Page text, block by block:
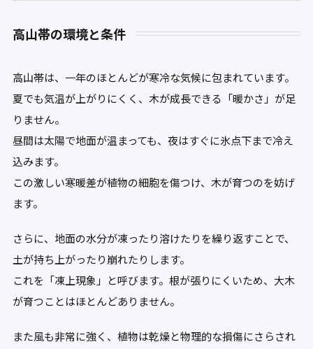
高山帯の環境と条件
高山帯は、一年のほとんどが寒冷な気候に包まれています。
夏でも気温が上がりにくく、木が成長できる「暖かさ」が足
りません。
昼間は太陽で地面が温まっても、夜はすぐに氷点下まで冷え
込みます。
この激しい寒暖差が植物の細胞を傷つけ、木が育つのを妨げ
ます。
さらに、地面の水分が凍ったり溶けたりを繰り返すことで、
土が持ち上がったり崩れたりします。
これを「凍上現象」と呼びます。根が張りにくいため、大木
が育つことはほとんどありません。
また風も非常に強く、植物は乾燥と物理的な損傷にさらされ